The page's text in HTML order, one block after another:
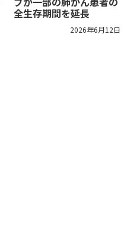
全生存期間を延長
2026年6月12日